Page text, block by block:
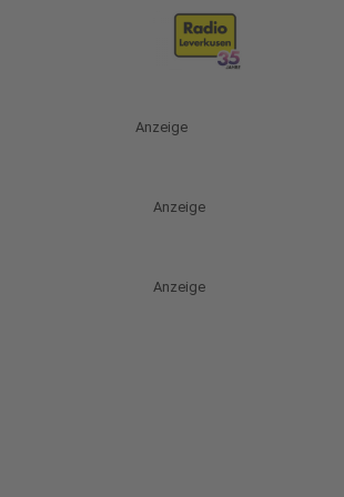
Anzeige
Anzeige
Anzeige